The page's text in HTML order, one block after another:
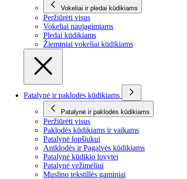
Vokeliai ir pledai kūdikiams
Peržiūrėti visus
Vokeliai naujagimiams
Pledai kūdikiams
Žieminiai vokeliai kūdikiams
Patalynė ir paklodės kūdikiams
Patalynė ir paklodės kūdikiams
Peržiūrėti visus
Paklodės kūdikiams ir vaikams
Patalynė lopšiukui
Antklodės ir Pagalvės kūdikiams
Patalynė kūdikio lovytei
Patalynė vežimėliui
Muslino tekstillės gaminiai